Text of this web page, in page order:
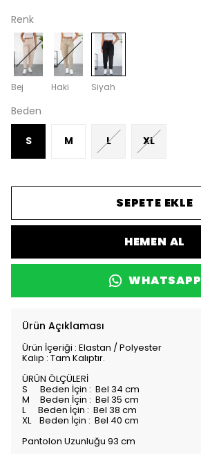
Renk
Bej Haki Siyah
Beden
S M L XL
SEPETE EKLE
HEMEN AL
WHATSAPP
Ürün Açıklaması
Ürün İçeriği : Elastan / Polyester
Kalıp : Tam Kalıptır.
ÜRÜN ÖLÇÜLERİ
S Beden İçin : Bel 34 cm
M Beden İçin : Bel 35 cm
L Beden İçin : Bel 38 cm
XL Beden İçin : Bel 40 cm
Pantolon Uzunluğu 93 cm